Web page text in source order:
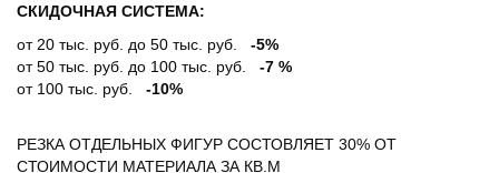
СКИДОЧНАЯ СИСТЕМА:
от 20 тыс. руб. до 50 тыс. руб.
-5%
от 50 тыс. руб. до 100 тыс. руб. -7 %
от 100 тыс. руб. -10%
РЕЗКА ОТДЕЛЬНЫХ ФИГУР СОСТОВЛЯЕТ 30% ОТ
СТОИМОСТИ МАТЕРИАЛА ЗА КВ.М